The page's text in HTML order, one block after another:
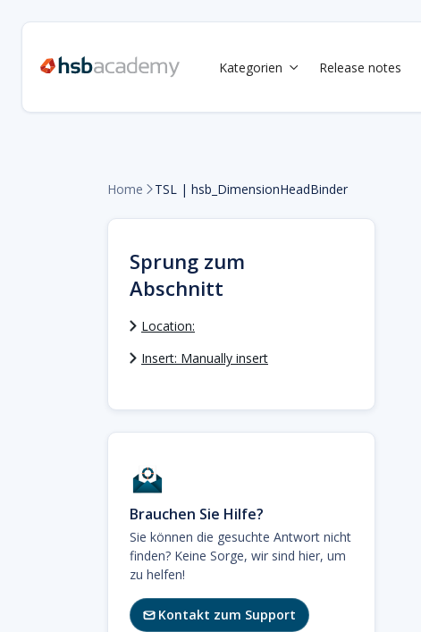
Kategorien  Release notes
Home  TSL | hsb_DimensionHeadBinder
Sprung zum
Abschnitt
Location:
Insert: Manually insert
Brauchen Sie Hilfe?
Sie können die gesuchte Antwort nicht
finden? Keine Sorge, wir sind hier, um
zu helfen!
Kontakt zum Support